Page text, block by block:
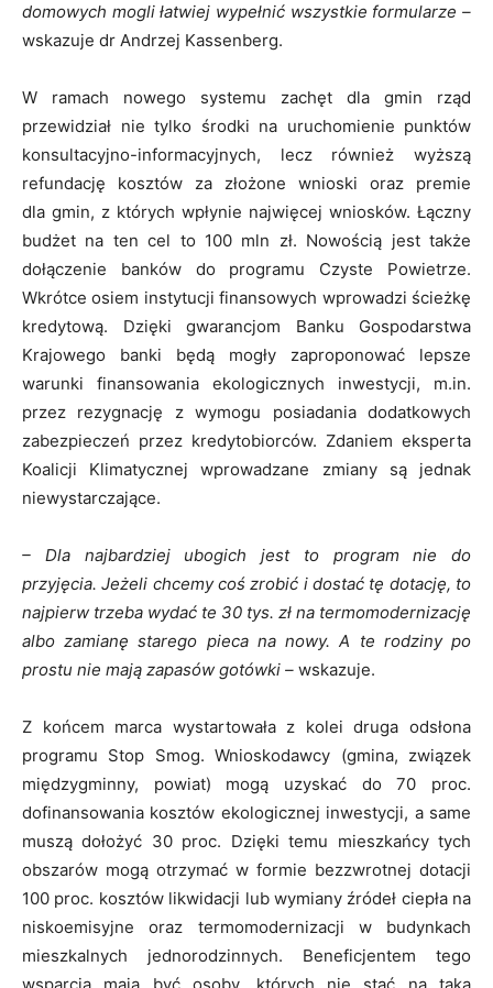
domowych mogli łatwiej wypełnić wszystkie formularze –
wskazuje dr Andrzej Kassenberg.
W ramach nowego systemu zachęt dla gmin rząd
przewidział nie tylko środki na uruchomienie punktów
konsultacyjno-informacyjnych, lecz również wyższą
refundację kosztów za złożone wnioski oraz premie
dla gmin, z których wpłynie najwięcej wniosków. Łączny
budżet na ten cel to 100 mln zł. Nowością jest także
dołączenie banków do programu Czyste Powietrze.
Wkrótce osiem instytucji finansowych wprowadzi ścieżkę
kredytową. Dzięki gwarancjom Banku Gospodarstwa
Krajowego banki będą mogły zaproponować lepsze
warunki finansowania ekologicznych inwestycji, m.in.
przez rezygnację z wymogu posiadania dodatkowych
zabezpieczeń przez kredytobiorców. Zdaniem eksperta
Koalicji Klimatycznej wprowadzane zmiany są jednak
niewystarczające.
– Dla najbardziej ubogich jest to program nie do
przyjęcia. Jeżeli chcemy coś zrobić i dostać tę dotację, to
najpierw trzeba wydać te 30 tys. zł na termomodernizację
albo zamianę starego pieca na nowy. A te rodziny po
prostu nie mają zapasów gotówki – wskazuje.
Z końcem marca wystartowała z kolei druga odsłona
programu Stop Smog. Wnioskodawcy (gmina, związek
międzygminny, powiat) mogą uzyskać do 70 proc.
dofinansowania kosztów ekologicznej inwestycji, a same
muszą dołożyć 30 proc. Dzięki temu mieszkańcy tych
obszarów mogą otrzymać w formie bezzwrotnej dotacji
100 proc. kosztów likwidacji lub wymiany źródeł ciepła na
niskoemisyjne oraz termomodernizacji w budynkach
mieszkalnych jednorodzinnych. Beneficjentem tego